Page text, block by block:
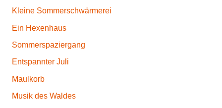
Kleine Sommerschwärmerei
Ein Hexenhaus
Sommerspaziergang
Entspannter Juli
Maulkorb
Musik des Waldes